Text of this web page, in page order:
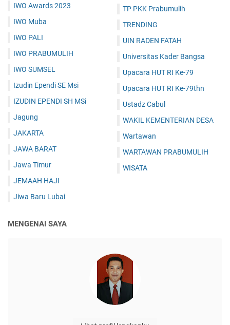
IWO Awards 2023
IWO Muba
IWO PALI
IWO PRABUMULIH
IWO SUMSEL
Izudin Ependi SE Msi
IZUDIN EPENDI SH MSi
Jagung
JAKARTA
JAWA BARAT
Jawa Timur
JEMAAH HAJI
Jiwa Baru Lubai
TP PKK Prabumulih
TRENDING
UIN RADEN FATAH
Universitas Kader Bangsa
Upacara HUT RI Ke-79
Upacara HUT RI Ke-79thn
Ustadz Cabul
WAKIL KEMENTERIAN DESA
Wartawan
WARTAWAN PRABUMULIH
WISATA
MENGENAI SAYA